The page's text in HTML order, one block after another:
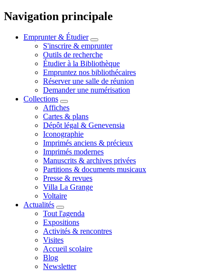
Navigation principale
Emprunter & Étudier
S'inscrire & emprunter
Outils de recherche
Étudier à la Bibliothèque
Empruntez nos bibliothécaires
Réserver une salle de réunion
Demander une numérisation
Collections
Affiches
Cartes & plans
Dépôt légal & Genevensia
Iconographie
Imprimés anciens & précieux
Imprimés modernes
Manuscrits & archives privées
Partitions & documents musicaux
Presse & revues
Villa La Grange
Voltaire
Actualités
Tout l'agenda
Expositions
Activités & rencontres
Visites
Accueil scolaire
Blog
Newsletter